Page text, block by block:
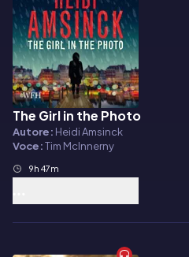
Audiolibro
The Girl in the Photo
Autore: Heidi Amsinck
Voce:Tim McInnerny
9h 47m